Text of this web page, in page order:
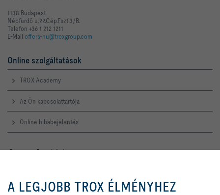
1138 Budapest
Népfürdő u.22.C.ép.Fszt.3/B.
Telefon +36 1 212 1211
E-Mail offers-hu@troxgroup.com
Online szolgáltatások
TROX Academy
Az Ön kapcsolattartója
Online hibabejelentés
Szerviz forródrót
Kereskedelmi Képviselete
számunkra, hogy kiváló weboldal-
élményt és egyszerű vásárlási
A LEGJOBB TROX ÉLMÉNYHEZ